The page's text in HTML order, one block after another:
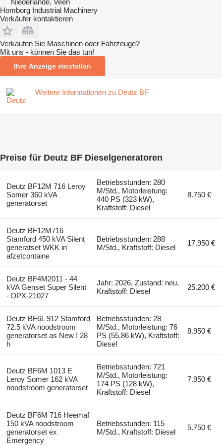
Homborg Industrial Machinery
Verkäufer kontaktieren
Verkaufen Sie Maschinen oder Fahrzeuge?
Mit uns - können Sie das tun!
Ihre Anzeige einstellen
Weitere Informationen zu Deutz BF
Preise für Deutz BF Dieselgeneratoren
Deutz BF12M 716 Leroy
Somer 360 kVA
generatorset
Betriebsstunden: 280
M/Std., Motorleistung:
440 PS (323 kW),
Kraftstoff: Diesel
8.750 €
Deutz BF12M716
Stamford 450 kVA Silent
generatset WKK in
afzetcontaine
Betriebsstunden: 288
M/Std., Kraftstoff: Diesel
17.950 €
Deutz BF4M2011 - 44
kVA Genset Super Silent
- DPX-21027
Jahr: 2026, Zustand: neu,
Kraftstoff: Diesel
25.200 €
Deutz BF6L 912 Stamford
72.5 kVA noodstroom
generatorset as New ! 28
h
Betriebsstunden: 28
M/Std., Motorleistung: 76
PS (55.86 kW), Kraftstoff:
Diesel
8.950 €
Deutz BF6M 1013 E
Leroy Somer 162 kVA
noodstroom generatorset
Betriebsstunden: 721
M/Std., Motorleistung:
174 PS (128 kW),
Kraftstoff: Diesel
7.950 €
Deutz BF6M 716 Heemaf
150 kVA noodstroom
generatorset ex
Emergency
Betriebsstunden: 115
M/Std., Kraftstoff: Diesel
5.750 €